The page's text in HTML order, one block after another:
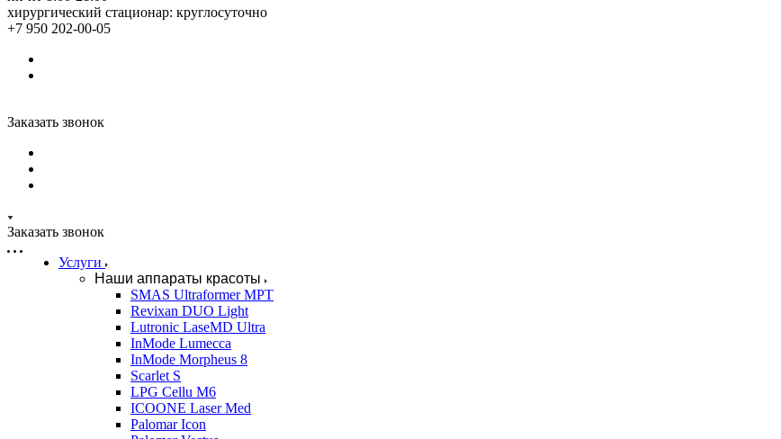
хирургический стационар: круглосуточно
+7 950 202-00-05
Заказать звонок
Заказать звонок
Услуги
Наши аппараты красоты
SMAS Ultraformer MPT
Revixan DUO Light
Lutronic LaseMD Ultra
InMode Lumecca
InMode Morpheus 8
Scarlet S
LPG Cellu M6
ICOONE Laser Med
Palomar Icon